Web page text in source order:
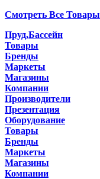
Смотреть Все Товары
Пруд,Бассейн
Товары
Бренды
Маркеты
Магазины
Компании
Производители
Презентация
Оборудование
Товары
Бренды
Маркеты
Магазины
Компании